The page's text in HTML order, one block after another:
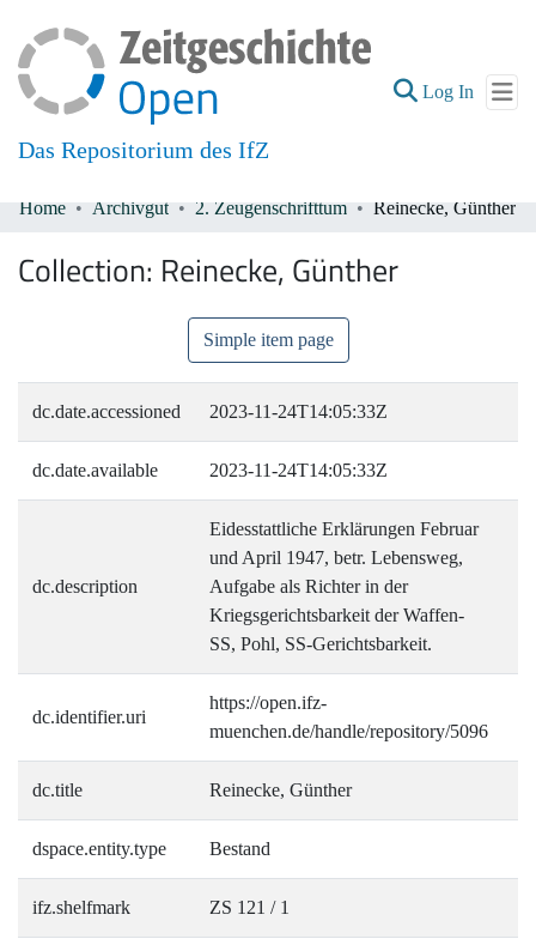
Das Repositorium des IfZ
Log In (current)
All of DSpace
Home Archivgut 2. Zeugenschrifttum Reinecke, Günther
Collection: Reinecke, Günther
Simple item page
dc.date.accessioned 2023-11-24T14:05:33Z
dc.date.available 2023-11-24T14:05:33Z
dc.description
Eidesstattliche Erklärungen Februar
und April 1947, betr. Lebensweg,
Aufgabe als Richter in der
Kriegsgerichtsbarkeit der Waffen-
SS, Pohl, SS-Gerichtsbarkeit.
dc.identifier.uri
https://open.ifz-
muenchen.de/handle/repository/5096
dc.title Reinecke, Günther
dspace.entity.type Bestand
ifz.shelfmark ZS 121 / 1